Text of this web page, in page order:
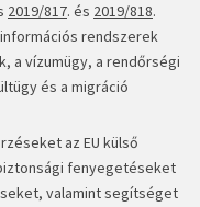
2019/817. és 2019/818.
rendszerek
a vízumügy, a rendőrségi
és a migráció
az EU külső
fenyegetéseket
valamint segítséget